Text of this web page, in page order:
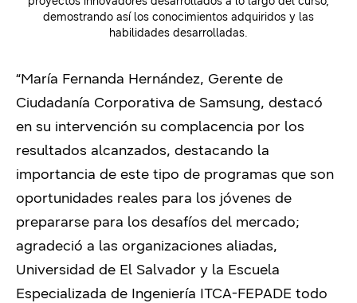
demostrando así los conocimientos adquiridos y las
habilidades desarrolladas.
“María Fernanda Hernández, Gerente de
Ciudadanía Corporativa de Samsung, destacó
en su intervención su complacencia por los
resultados alcanzados, destacando la
importancia de este tipo de programas que son
oportunidades reales para los jóvenes de
prepararse para los desafíos del mercado;
agradeció a las organizaciones aliadas,
Universidad de El Salvador y la Escuela
Especializada de Ingeniería ITCA-FEPADE todo